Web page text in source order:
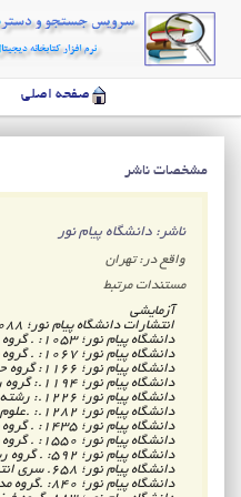
صفحه اصلی
مشخصات ناشر
ناشر: دانشگاه پیام نور
واقع در: تهران
مستندات مرتبط
آزمایشی
انتشارات دانشگاه پیام نور؛ 1088: کامپیوتر؛ (آ/13): (آزمایشی
دانشگاه پیام نور؛ 1053: . گروه الهیات و معارف اسلامی‌؛ /66د: . درسنامه
دانشگاه پیام نور؛ 1067: . گروه مدیریت دولتی؛ 52/ق
دانشگاه پیام نور؛ 1166: گروه حسابداری؛ 30
دانشگاه پیام نور؛ 1194.: گروه ریاضی‌؛ 104/د
دانشگاه پیام نور؛ 1226.: رشته کامپیوتر؛ 1226.: رشته کامپیوتر؛ /15
دانشگاه پیام نور؛ 1282.: .علوم تربیتی‌؛ /106آ
دانشگاه پیام نور؛ 1435: . گروه معارف اسلامی‌؛ /5د
دانشگاه پیام نور؛ 1550: . گروه مهندسی صنایع؛ آ/3
دانشگاه پیام نور؛ 592: . گروه ریاضی‌؛ /80ق
دانشگاه پیام نور؛ 658. سری انتشارات متون درسی: طرح درسنامه گروه برق؛ /4د
دانشگاه پیام نور؛ 840: .گروه مدیریت دولتی‌؛ (/49آ): .از سری انتشارات متون درسی